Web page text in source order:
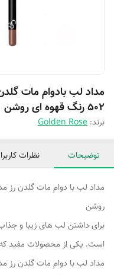
502 رنگ قهوه ای روشن
برند: Golden Rose
توضیحات نظرات
روشن
برای داشتن لب های زیبا و جذاب
است. یکی از محصولات مفید که